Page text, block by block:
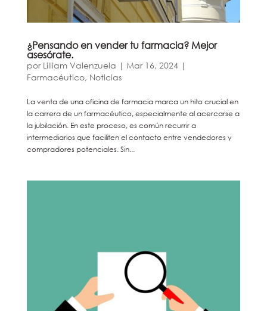
¿Pensando en vender tu farmacia? Mejor
asesórate.
por Lilliam Valenzuela | Mar 16, 2024|
Farmacéutico, Noticias
La venta de una oficina de farmacia marca un hito crucial en
la carrera de un farmacéutico, especialmente al acercarse a
la jubilación. En este proceso, es común recurrir a
intermediarios que faciliten el contacto entre vendedores y
compradores potenciales. Sin...